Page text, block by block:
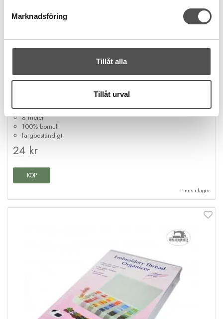
Marknadsföring
Tillåt alla
Tillåt urval
DMC Mouliné Spécial fg 368
6 trådar
8 meter
100% bomull
färgbeständigt
24 kr
KÖP
Finns i lager